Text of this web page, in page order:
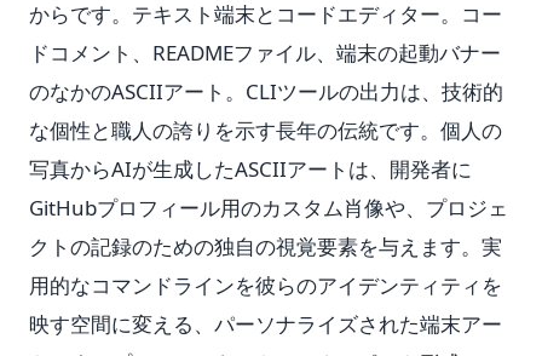
からです。テキスト端末とコードエディター。コー
ドコメント、READMEファイル、端末の起動バナー
のなかのASCIIアート。CLIツールの出力は、技術的
な個性と職人の誇りを示す長年の伝統です。個人の
写真からAIが生成したASCIIアートは、開発者に
GitHubプロフィール用のカスタム肖像や、プロジェ
クトの記録のための独自の視覚要素を与えます。実
用的なコマンドラインを彼らのアイデンティティを
映す空間に変える、パーソナライズされた端末アー